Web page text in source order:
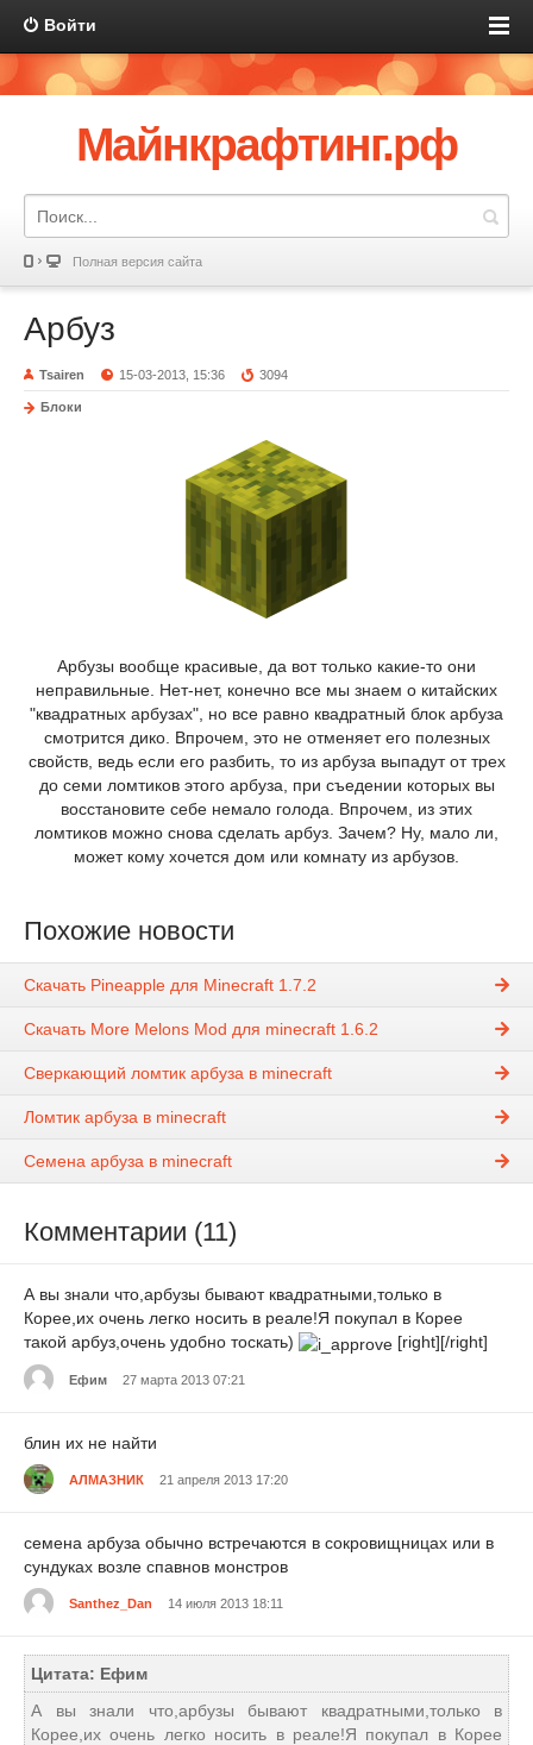
Войти
Майнкрафтинг.рф
Полная версия сайта
Арбуз
Tsairen 15-03-2013, 15:36 3094
Блоки
Арбузы вообще красивые, да вот только какие-то они
неправильные. Нет-нет, конечно все мы знаем о китайских
"квадратных арбузах", но все равно квадратный блок арбуза
смотрится дико. Впрочем, это не отменяет его полезных
свойств, ведь если его разбить, то из арбуза выпадут от трех
до семи ломтиков этого арбуза, при съедении которых вы
восстановите себе немало голода. Впрочем, из этих
ломтиков можно снова сделать арбуз. Зачем? Ну, мало ли,
может кому хочется дом или комнату из арбузов.
Похожие новости
Скачать Pineapple для Minecraft 1.7.2
Скачать More Melons Mod для minecraft 1.6.2
Сверкающий ломтик арбуза в minecraft
Ломтик арбуза в minecraft
Семена арбуза в minecraft
Комментарии (11)
А вы знали что,арбузы бывают квадратными,только в
Корее,их очень легко носить в реале!Я покупал в Корее
такой арбуз,очень удобно тоскать)
[right][/right]
Ефим 27 марта 2013 07:21
блин их не найти
АЛМАЗНИК 21 апреля 2013 17:20
семена арбуза обычно встречаются в сокровищницах или в
сундуках возле спавнов монстров
Santhez_Dan 14 июля 2013 18:11
Цитата: Ефим
А вы знали что,арбузы бывают квадратными,только в
Корее,их очень легко носить в реале!Я покупал в Корее